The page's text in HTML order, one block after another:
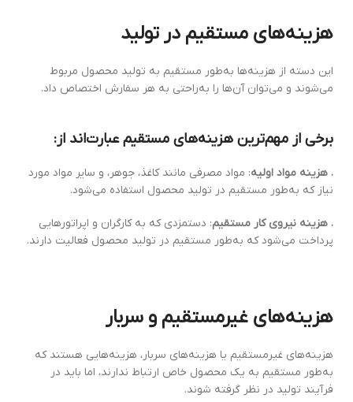
هزینه‌های مستقیم در تولید
این دسته از هزینه‌ها به‌طور مستقیم به تولید محصول مربوط
می‌شوند و می‌توان آن‌ها را به‌راحتی به هر سفارش اختصاص داد.
برخی از مهم‌ترین هزینه‌های مستقیم عبارت‌اند از:
. هزینه مواد اولیه: مواد مصرفی مانند کاغذ، جوهر، و سایر مواد مورد
نیاز که به‌طور مستقیم در تولید محصول استفاده می‌شود.
. هزینه نیروی کار مستقیم: دستمزدی که به کارگران و اپراتورهایی
پرداخت می‌شود که به‌طور مستقیم در تولید محصول فعالیت دارند.
هزینه‌های غیرمستقیم و سربار
هزینه‌های غیرمستقیم یا هزینه‌های سربار، هزینه‌هایی هستند که
به‌طور مستقیم به یک محصول خاص ارتباط ندارند، اما باید در
فرآیند تولید در نظر گرفته شوند.